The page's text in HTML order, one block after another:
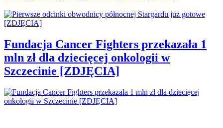
Fundacja Cancer Fighters przekazała 1
mln zł dla dziecięcej onkologii w
Szczecinie [ZDJĘCIA]